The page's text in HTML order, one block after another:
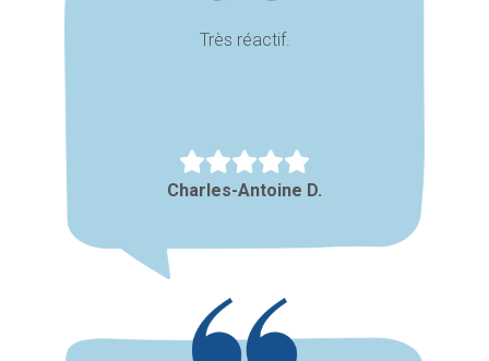
Très réactif.
Charles-Antoine D.